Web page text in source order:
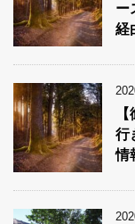
ー
経
行
情